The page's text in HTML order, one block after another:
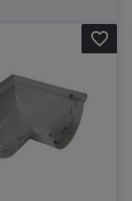
favorite_border